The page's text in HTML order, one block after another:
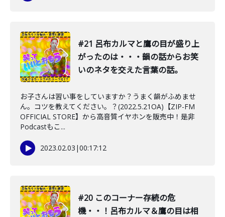
#21 呂布カルマと鷹の目が盛り上
がったのは・・・韻の話からお笑
いのネタを交えた言葉の話。
お子さんは習い事をしていますか？うまく韻がふめませ
ん。コツを教えてください。？(2022.5.21OA)【ZIP-FM
OFFICIAL STORE】から高音質イヤホンを販売中！是非
Podcastもこ...
2023.02.03 |00:17:12
#20 このコーナー存続の危
機・・！呂布カルマ＆鷹の目は相